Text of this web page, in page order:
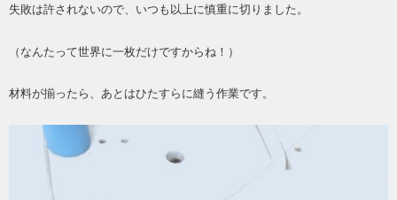
失敗は許されないので、いつも以上に慎重に切りました。
（なんたって世界に一枚だけですからね！）
材料が揃ったら、あとはひたすらに縫う作業です。